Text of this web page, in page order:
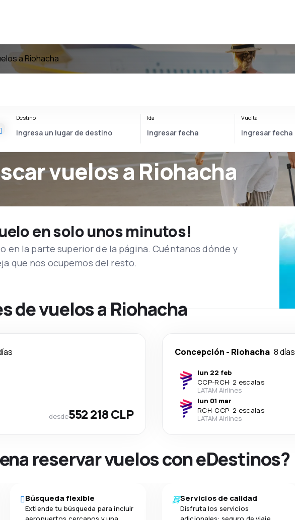
a Riohacha
vuelos a Riohacha
Destino Ida Vuelta
en solo unos minutos!
en la parte superior de la página. Cuéntanos dónde y
que nos ocupemos del resto.
de vuelos a Riohacha
desde552 218 CLP
Concepción - Riohacha 8 días
lun 22 feb
CCP-RCH· 2 escalas
LATAM Airlines
lun 01 mar
RCH-CCP· 2 escalas
LATAM Airlines
reservar vuelos con eDestinos?
Búsqueda flexible
Extiende tu búsqueda para incluir
Servicios de calidad
Disfruta los servicios